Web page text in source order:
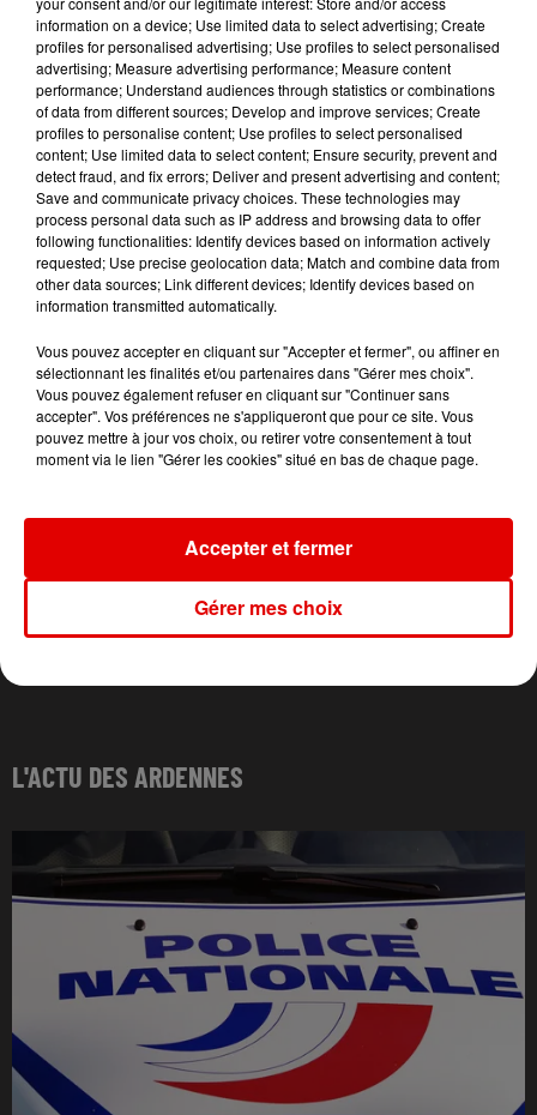
TITRES DIFFUSÉS
15h06
15h06
ANGELE FEAT. JUSTICE
What You Want
15h03
15h03
DERMOT KENNEDY
Power Over Me
15h00
15h00
JUNGELI FEAT. EMMA
L'ACTU DES ARDENNES
information on a device; Use limited data to select advertising; Create
profiles for personalised advertising; Use profiles to select personalised
advertising; Measure advertising performance; Measure content
performance; Understand audiences through statistics or combinations
of data from different sources; Develop and improve services; Create
profiles to personalise content; Use profiles to select personalised
content; Use limited data to select content; Ensure security, prevent and
detect fraud, and fix errors; Deliver and present advertising and content;
Save and communicate privacy choices. These technologies may
process personal data such as IP address and browsing data to offer
following functionalities: Identify devices based on information actively
requested; Use precise geolocation data; Match and combine data from
other data sources; Link different devices; Identify devices based on
information transmitted automatically.
Vous pouvez accepter en cliquant sur "Accepter et fermer", ou affiner en
sélectionnant les finalités et/ou partenaires dans "Gérer mes choix".
Vous pouvez également refuser en cliquant sur "Continuer sans
accepter". Vos préférences ne s'appliqueront que pour ce site. Vous
pouvez mettre à jour vos choix, ou retirer votre consentement à tout
moment via le lien "Gérer les cookies" situé en bas de chaque page.
Gérer mes choix
Accepter et fermer